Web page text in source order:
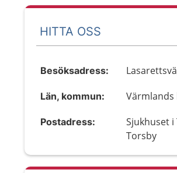
HITTA OSS
Besöksadress:
Län, kommun: Värmlands
Postadress:
Sjukhuset i
Torsby